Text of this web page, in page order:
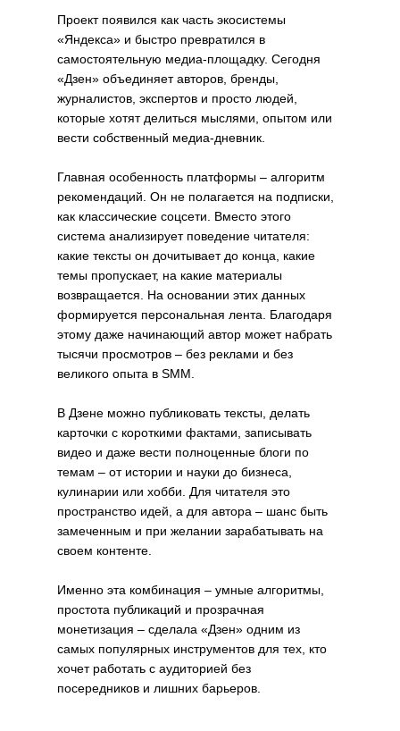
Проект появился как часть экосистемы
«Яндекса» и быстро превратился в
самостоятельную медиа-площадку. Сегодня
«Дзен» объединяет авторов, бренды,
журналистов, экспертов и просто людей,
которые хотят делиться мыслями, опытом или
вести собственный медиа-дневник.
Главная особенность платформы – алгоритм
рекомендаций. Он не полагается на подписки,
как классические соцсети. Вместо этого
система анализирует поведение читателя:
какие тексты он дочитывает до конца, какие
темы пропускает, на какие материалы
возвращается. На основании этих данных
формируется персональная лента. Благодаря
этому даже начинающий автор может набрать
тысячи просмотров – без реклами и без
великого опыта в SMM.
В Дзене можно публиковать тексты, делать
карточки с короткими фактами, записывать
видео и даже вести полноценные блоги по
темам – от истории и науки до бизнеса,
кулинарии или хобби. Для читателя это
пространство идей, а для автора – шанс быть
замеченным и при желании зарабатывать на
своем контенте.
Именно эта комбинация – умные алгоритмы,
простота публикаций и прозрачная
монетизация – сделала «Дзен» одним из
самых популярных инструментов для тех, кто
хочет работать с аудиторией без
посередников и лишних барьеров.